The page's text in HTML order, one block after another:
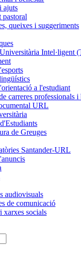
ajuts
queixes i suggeriments
Intel·ligent
a l'estudiant
carreres professionals i
URL
de Greuges
Santander-URL
audiovisuals
de comunicació
xarxes socials